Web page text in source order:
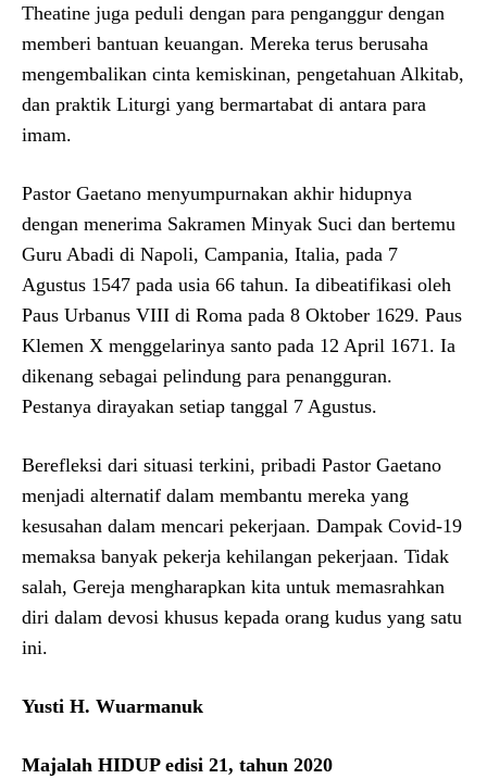
Theatine juga peduli dengan para penganggur dengan
memberi bantuan keuangan. Mereka terus berusaha
mengembalikan cinta kemiskinan, pengetahuan Alkitab,
dan praktik Liturgi yang bermartabat di antara para
imam.
Pastor Gaetano menyumpurnakan akhir hidupnya
dengan menerima Sakramen Minyak Suci dan bertemu
Guru Abadi di Napoli, Campania, Italia, pada 7
Agustus 1547 pada usia 66 tahun. Ia dibeatifikasi oleh
Paus Urbanus VIII di Roma pada 8 Oktober 1629. Paus
Klemen X menggelarinya santo pada 12 April 1671. Ia
dikenang sebagai pelindung para penangguran.
Pestanya dirayakan setiap tanggal 7 Agustus.
Berefleksi dari situasi terkini, pribadi Pastor Gaetano
menjadi alternatif dalam membantu mereka yang
kesusahan dalam mencari pekerjaan. Dampak Covid-19
memaksa banyak pekerja kehilangan pekerjaan. Tidak
salah, Gereja mengharapkan kita untuk memasrahkan
diri dalam devosi khusus kepada orang kudus yang satu
ini.
Yusti H. Wuarmanuk
Majalah HIDUP edisi 21, tahun 2020